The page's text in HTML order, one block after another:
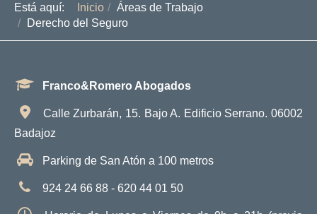
Está aquí: Inicio
Áreas de Trabajo
Derecho del Seguro
Franco&Romero Abogados
Calle Zurbarán, 15. Bajo A. Edificio Serrano. 06002
Badajoz
Parking de San Atón a 100 metros
924 24 66 88 - 620 44 01 50